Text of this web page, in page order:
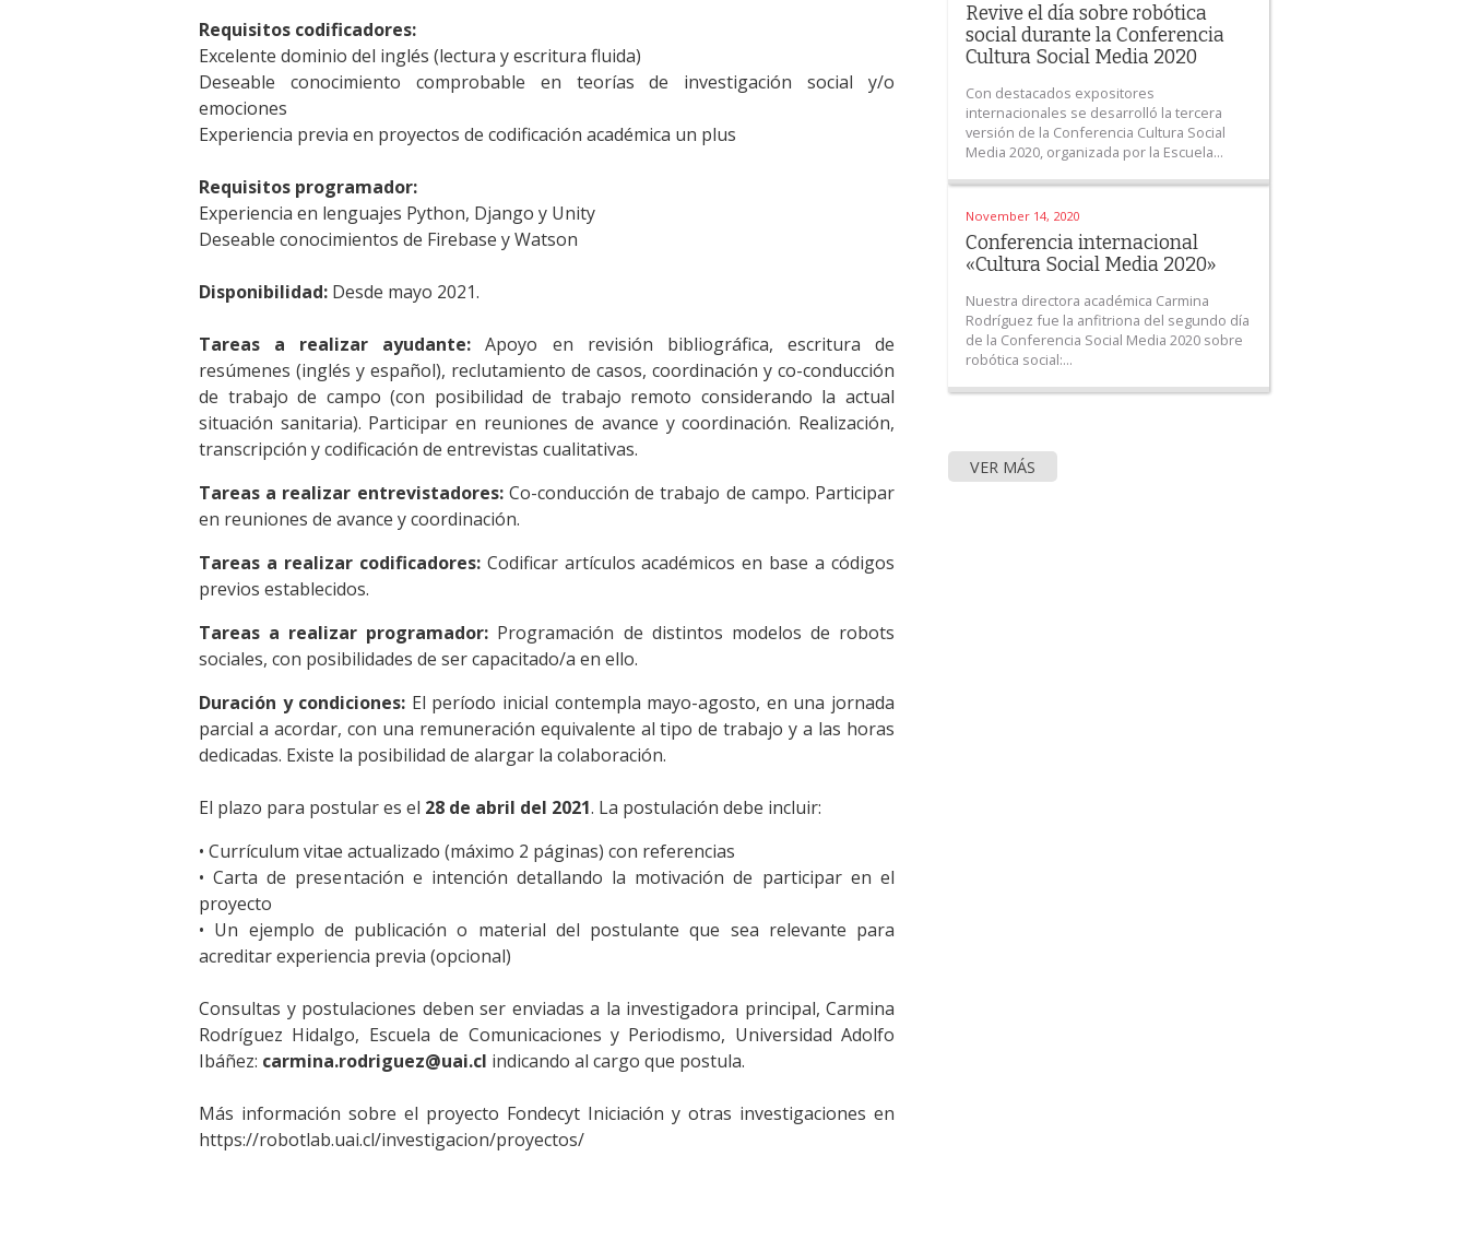
Requisitos codificadores:
Excelente dominio del inglés (lectura y escritura fluida)
Deseable conocimiento comprobable en teorías de investigación social y/o
emociones
Experiencia previa en proyectos de codificación académica un plus
Requisitos programador:
Experiencia en lenguajes Python, Django y Unity
Deseable conocimientos de Firebase y Watson
Disponibilidad: Desde mayo 2021.
Tareas a realizar ayudante: Apoyo en revisión bibliográfica, escritura de
resúmenes (inglés y español), reclutamiento de casos, coordinación y co-conducción
de trabajo de campo (con posibilidad de trabajo remoto considerando la actual
situación sanitaria). Participar en reuniones de avance y coordinación. Realización,
transcripción y codificación de entrevistas cualitativas.
Tareas a realizar entrevistadores:Co-conducción de trabajo de campo. Participar
en reuniones de avance y coordinación.
Tareas a realizar codificadores:Codificar artículos académicos en base a códigos
previos establecidos.
Tareas a realizar programador: Programación de distintos modelos de robots
sociales, con posibilidades de ser capacitado/a en ello.
Duración y condiciones: El período inicial contempla mayo-agosto, en una jornada
parcial a acordar, con una remuneración equivalente al tipo de trabajo y a las horas
dedicadas. Existe la posibilidad de alargar la colaboración.
El plazo para postular es el 28 de abril del 2021. La postulación debe incluir:
• Currículum vitae actualizado (máximo 2 páginas) con referencias
• Carta de presentación e intención detallando la motivación de participar en el
proyecto
• Un ejemplo de publicación o material del postulante que sea relevante para
acreditar experiencia previa (opcional)
Consultas y postulaciones deben ser enviadas a la investigadora principal, Carmina
Rodríguez Hidalgo, Escuela de Comunicaciones y Periodismo, Universidad Adolfo
Ibáñez: carmina.rodriguez@uai.cl indicando al cargo que postula.
Más información sobre el proyecto Fondecyt Iniciación y otras investigaciones en
https://robotlab.uai.cl/investigacion/proyectos/
Revive el día sobre robótica
social durante la Conferencia
Cultura Social Media 2020
Con destacados expositores
internacionales se desarrolló la tercera
versión de la Conferencia Cultura Social
Media 2020, organizada por la Escuela...
November 14, 2020
Conferencia internacional
«Cultura Social Media 2020»
Nuestra directora académica Carmina
Rodríguez fue la anfitriona del segundo día
de la Conferencia Social Media 2020 sobre
robótica social:...
VER MÁS